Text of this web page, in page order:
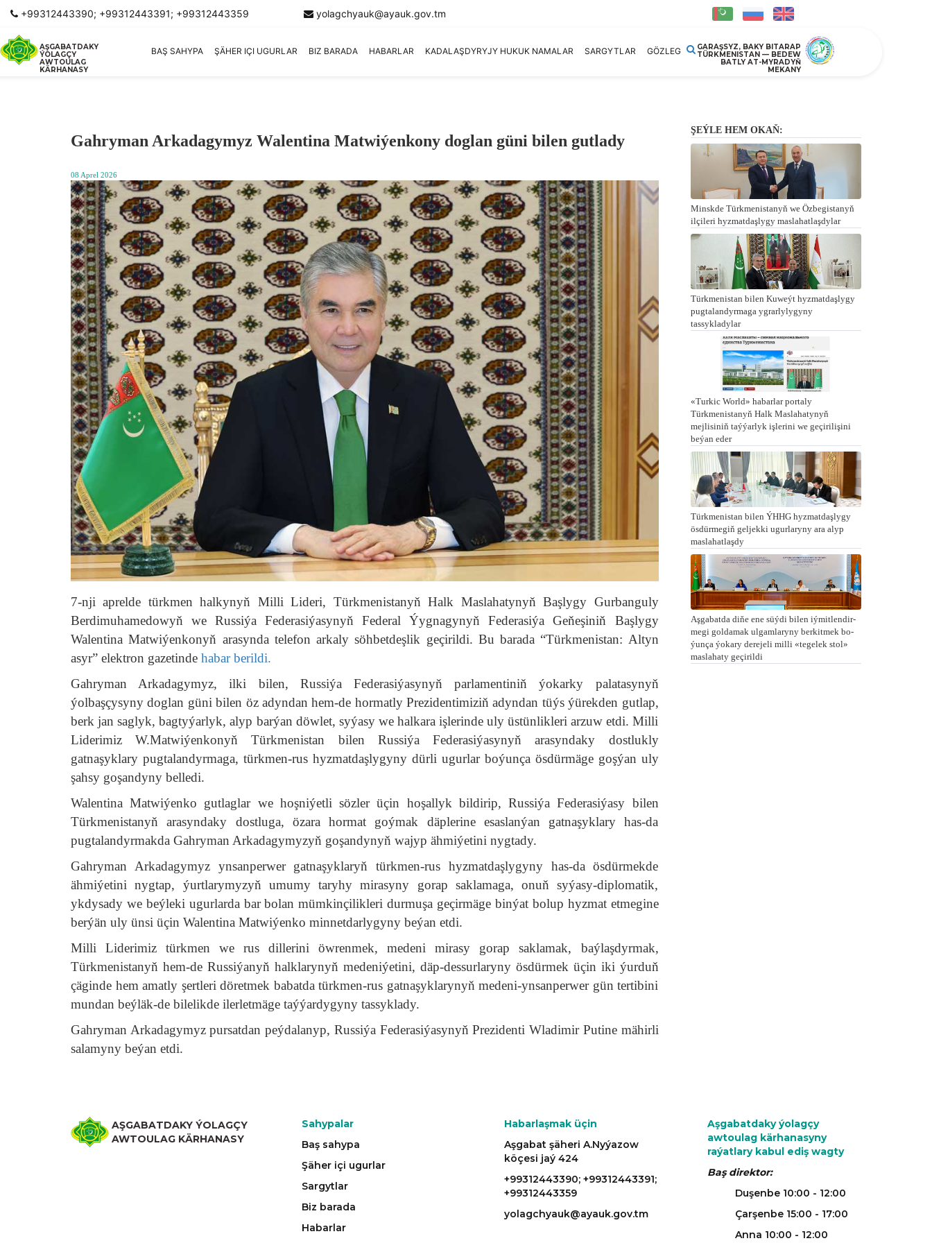
+99312443390; +99312443391; +99312443359 yolagchyauk@ayauk.gov.tm
AŞGABATDAKY
ÝOLAGÇY
AWTOULAG
KÄRHANASY
BAŞ SAHYPA ŞÄHER IÇI UGURLAR BIZ BARADA HABARLAR KADALAŞDYRYJY HUKUK NAMALAR SARGYTLAR GÖZLEG
GARAŞSYZ, BAKY BITARAP
TÜRKMENISTAN — BEDEW
BATLY AT-MYRADYŇ
MEKANY
Gahryman Arkadagymyz Walentina Matwiýenkony doglan güni bilen gutlady
08 Aprel 2026
7-nji aprelde türkmen halkynyň Milli Lideri, Türkmenistanyň Halk Maslahatynyň Başlygy Gurbanguly
Berdimuhamedowyň we Russiýa Federasiýasynyň Federal Ýygnagynyň Federasiýa Geňeşiniň Başlygy
Walentina Matwiýenkonyň arasynda telefon arkaly söhbetdeşlik geçirildi. Bu barada “Türkmenistan: Altyn
asyr” elektron gazetinde habar berildi.
Gahryman Arkadagymyz, ilki bilen, Russiýa Federasiýasynyň parlamentiniň ýokarky palatasynyň
ýolbaşçysyny doglan güni bilen öz adyndan hem-de hormatly Prezidentimiziň adyndan tüýs ýürekden gutlap,
berk jan saglyk, bagtyýarlyk, alyp barýan döwlet, syýasy we halkara işlerinde uly üstünlikleri arzuw etdi. Milli
Liderimiz W.Matwiýenkonyň Türkmenistan bilen Russiýa Federasiýasynyň arasyndaky dostlukly
gatnaşyklary pugtalandyrmaga, türkmen-rus hyzmatdaşlygyny dürli ugurlar boýunça ösdürmäge goşýan uly
şahsy goşandyny belledi.
Walentina Matwiýenko gutlaglar we hoşniýetli sözler üçin hoşallyk bildirip, Russiýa Federasiýasy bilen
Türkmenistanyň arasyndaky dostluga, özara hormat goýmak däplerine esaslanýan gatnaşyklary has-da
pugtalandyrmakda Gahryman Arkadagymyzyň goşandynyň wajyp ähmiýetini nygtady.
Gahryman Arkadagymyz ynsanperwer gatnaşyklaryň türkmen-rus hyzmatdaşlygyny has-da ösdürmekde
ähmiýetini nygtap, ýurtlarymyzyň umumy taryhy mirasyny gorap saklamaga, onuň syýasy-diplomatik,
ykdysady we beýleki ugurlarda bar bolan mümkinçilikleri durmuşa geçirmäge binýat bolup hyzmat etmegine
berýän uly ünsi üçin Walentina Matwiýenko minnetdarlygyny beýan etdi.
Milli Liderimiz türkmen we rus dillerini öwrenmek, medeni mirasy gorap saklamak, baýlaşdyrmak,
Türkmenistanyň hem-de Russiýanyň halklarynyň medeniýetini, däp-dessurlaryny ösdürmek üçin iki ýurduň
çäginde hem amatly şertleri döretmek babatda türkmen-rus gatnaşyklarynyň medeni-ynsanperwer gün tertibini
mundan beýläk-de bilelikde ilerletmäge taýýardygyny tassyklady.
Gahryman Arkadagymyz pursatdan peýdalanyp, Russiýa Federasiýasynyň Prezidenti Wladimir Putine mähirli
salamyny beýan etdi.
ŞEÝLE HEM OKAŇ:
Minskde Türkmenistanyň we Özbegistanyň
ilçileri hyzmatdaşlygy maslahatlaşdylar
Türkmenistan bilen Kuweýt hyzmatdaşlygy
pugtalandyrmaga ygrarlylygyny
tassykladylar
«Turkic World» habarlar portaly
Türkmenistanyň Halk Maslahatynyň
mejlisiniň taýýarlyk işlerini we geçirilişini
beýan eder
Türkmenistan bilen ÝHHG hyzmatdaşlygy
ösdürmegiň geljekki ugurlaryny ara alyp
maslahatlaşdy
Aşgabatda di­ňe ene süý­di bi­len iý­mit­len­dir­
me­gi gol­da­mak ul­gam­la­ry­ny ber­kit­mek bo­
ýun­ça ýo­ka­ry de­re­je­li milli «te­ge­lek stol»
mas­la­ha­ty ge­çi­ril­di
AŞGABATDAKY ÝOLAGÇY
AWTOULAG KÄRHANASY
Sahypalar
Baş sahypa
Şäher içi ugurlar
Sargytlar
Biz barada
Habarlar
Habarlaşmak üçin
Aşgabat şäheri A.Nyýazow
köçesi jaý 424
+99312443390; +99312443391;
+99312443359
yolagchyauk@ayauk.gov.tm
Aşgabatdaky ýolagçy
awtoulag kärhanasyny
raýatlary kabul ediş wagty
Baş direktor:
Duşenbe 10:00 - 12:00
Çarşenbe 15:00 - 17:00
Anna 10:00 - 12:00